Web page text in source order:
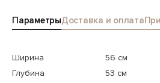
ПараметрыДоставка и оплата
Ширина
56 см
Глубина
53 см